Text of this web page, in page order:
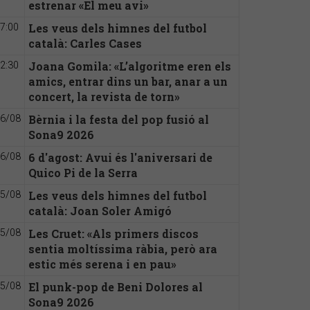
estrenar «El meu avi»
Les veus dels himnes del futbol
català: Carles Cases
Joana Gomila: «L’algoritme eren els
amics, entrar dins un bar, anar a un
concert, la revista de torn»
08
Bèrnia i la festa del pop fusió al
Sona9 2026
08
6 d'agost: Avui és l'aniversari de
Quico Pi de la Serra
08
Les veus dels himnes del futbol
català: Joan Soler Amigó
08
Les Cruet: «Als primers discos
sentia moltíssima ràbia, però ara
estic més serena i en pau»
08
El punk-pop de Beni Dolores al
Sona9 2026